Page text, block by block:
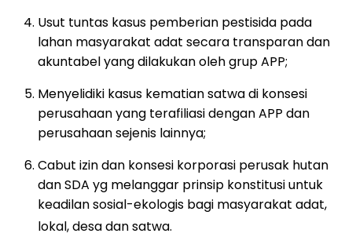
Usut tuntas kasus pemberian pestisida pada
lahan masyarakat adat secara transparan dan
akuntabel yang dilakukan oleh grup APP;
Menyelidiki kasus kematian satwa di konsesi
perusahaan yang terafiliasi dengan APP dan
perusahaan sejenis lainnya;
Cabut izin dan konsesi korporasi perusak hutan
dan SDA yg melanggar prinsip konstitusi untuk
keadilan sosial-ekologis bagi masyarakat adat,
lokal, desa dan satwa.